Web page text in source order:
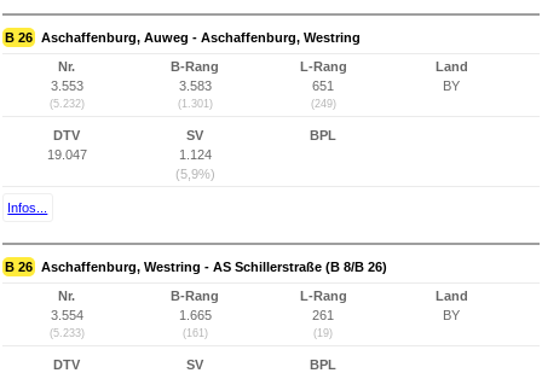
B 26 Aschaffenburg, Auweg - Aschaffenburg, Westring
Nr.
3.553
(5.232)
B-Rang
3.583
(1.301)
L-Rang
651
(249)
Land
BY
DTV
19.047
SV
1.124
(5,9%)
BPL
Infos...
B 26 Aschaffenburg, Westring - AS Schillerstraße (B 8/B 26)
Nr.
3.554
(5.233)
B-Rang
1.665
(161)
L-Rang
261
(19)
Land
BY
DTV
SV
BPL